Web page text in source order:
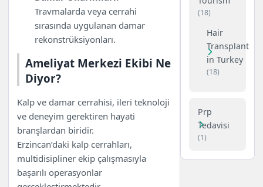
Travmalarda veya cerrahi
sırasında uygulanan damar
rekonstrüksiyonları.
Ameliyat Merkezi Ekibi Ne
Diyor?
Kalp ve damar cerrahisi, ileri teknoloji
ve deneyim gerektiren hayati
branşlardan biridir.
Erzincan’daki kalp cerrahları,
multidisipliner ekip çalışmasıyla
başarılı operasyonlar
(18)
Hair
Transplant
in Turkey
(18)
Prp
Tedavisi
(1)